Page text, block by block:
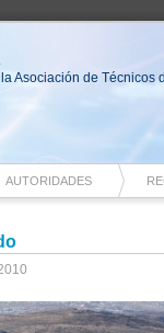
Asociación de Técnicos
AUTORIDADES